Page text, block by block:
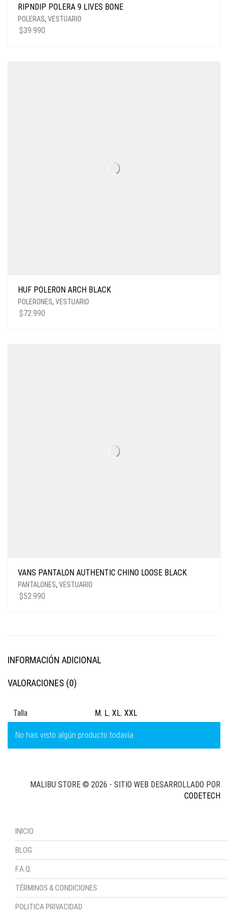
RIPNDIP POLERA 9 LIVES BONE
POLERAS, VESTUARIO
$39.990
HUF POLERON ARCH BLACK
POLERONES, VESTUARIO
$72.990
VANS PANTALON AUTHENTIC CHINO LOOSE BLACK
PANTALONES, VESTUARIO
$52.990
INFORMACIÓN ADICIONAL
VALORACIONES (0)
Talla M, L, XL, XXL
No has visto algún producto todavía.
INICIO
BLOG
F.A.Q.
TÉRMINOS & CONDICIONES
POLITICA PRIVACIDAD
MALIBU STORE © 2026 - SITIO WEB DESARROLLADO POR
CODETECH